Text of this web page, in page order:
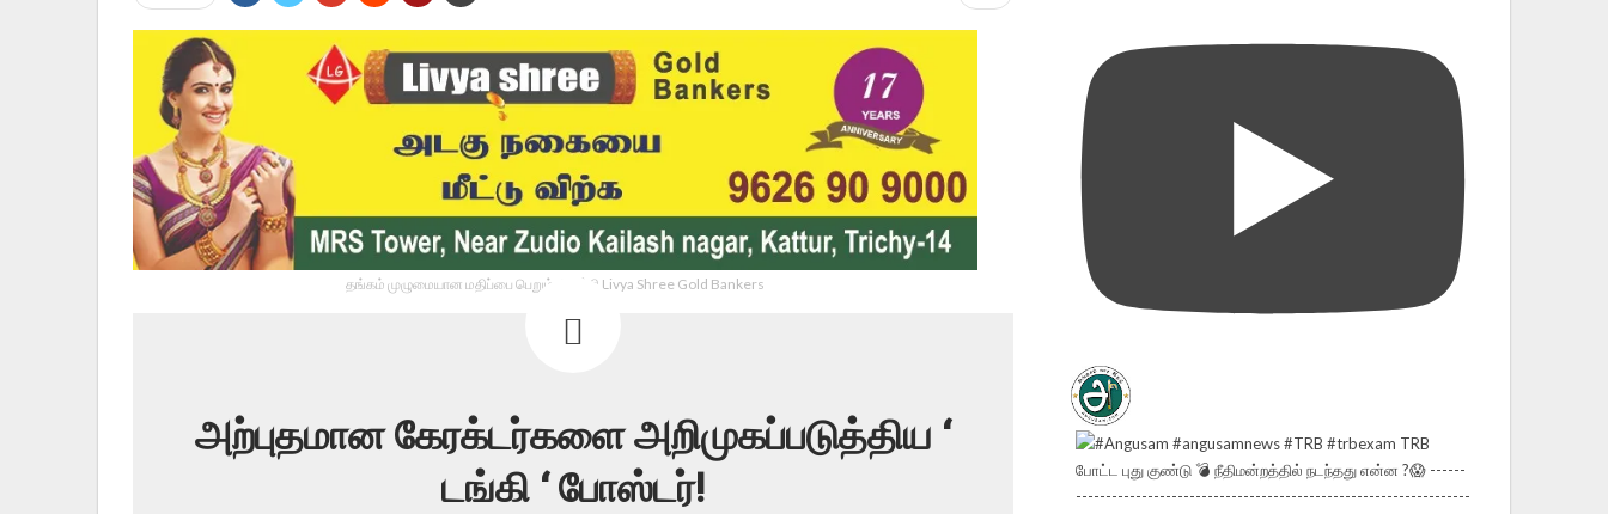
தங்கம் முழுமையான மதிப்பை பெறும் திருச்சி Livya Shree Gold Bankers
அற்புதமான கேரக்டர்களை அறிமுகப்படுத்திய ‘
டங்கி ‘ போஸ்டர்!